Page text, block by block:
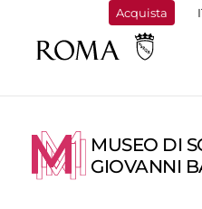
Acquista
MUSEO DI
GIOVANNI